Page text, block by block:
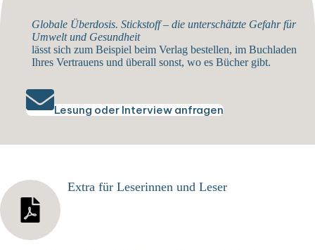
Globale Überdosis. Stickstoff – die unterschätzte Gefahr für
Umwelt und Gesundheit
lässt sich zum Beispiel beim Verlag bestellen, im Buchladen
Ihres Vertrauens und überall sonst, wo es Bücher gibt.
Lesung oder Interview anfragen
Extra für Leserinnen und Leser